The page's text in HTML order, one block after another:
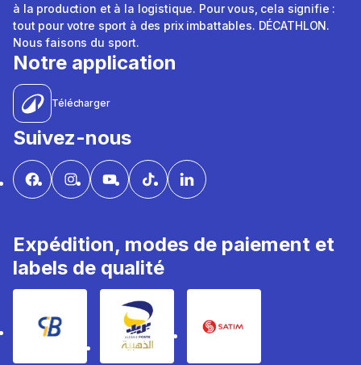
à la production et à la logistique. Pour vous, cela signifie :
tout pour votre sport à des prix imbattables. DÉCATHLON.
Nous faisons du sport.
Notre application
Télécharger
Suivez-nous
Expédition, modes de paiement et
labels de qualité